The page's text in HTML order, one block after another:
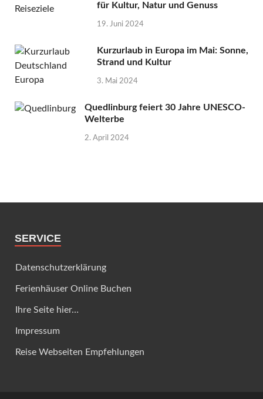
für Kultur, Natur und Genuss
19. Juni 2024
Kurzurlaub in Europa im Mai: Sonne,
Strand und Kultur
3. Mai 2024
Quedlinburg feiert 30 Jahre UNESCO-
Welterbe
2. April 2024
SERVICE
Datenschutzerklärung
Ferienhäuser Online Buchen
Ihre Seite hier…
Impressum
Reise Webseiten Empfehlungen